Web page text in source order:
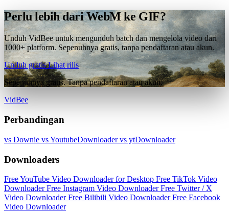
Perlu lebih dari WebM ke GIF?
Unduh VidBee untuk mengunduh batch dan mengelola video dari
1000+ platform. Sepenuhnya gratis, tanpa pendaftaran atau akun.
Unduh gratisLihat rilis
Sepenuhnya gratis. Tanpa pendaftaran atau akun.
VidBee
Perbandingan
vs Downie vs YoutubeDownloadervs ytDownloader
Downloaders
Free YouTube Video Downloader for Desktop Free TikTok Video
DownloaderFree Instagram Video DownloaderFree Twitter / X
Video DownloaderFree Bilibili Video DownloaderFree Facebook
Video Downloader